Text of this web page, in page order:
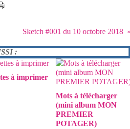
Sketch #001 du 10 octobre 2018
:
à imprimer
Mots à télécharger
(mini album MON
PREMIER
POTAGER)